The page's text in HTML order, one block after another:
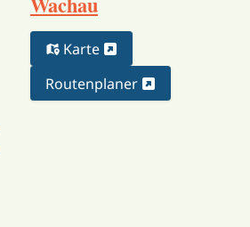
Karte
Routenplaner